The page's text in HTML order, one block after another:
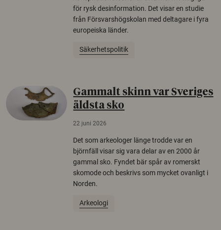
för rysk desinformation. Det visar en studie
från Försvarshögskolan med deltagare i fyra
europeiska länder.
Säkerhetspolitik
Gammalt skinn var Sveriges
äldsta sko
22 juni 2026
Det som arkeologer länge trodde var en
björnfäll visar sig vara delar av en 2000 år
gammal sko. Fyndet bär spår av romerskt
skomode och beskrivs som mycket ovanligt i
Norden.
Arkeologi